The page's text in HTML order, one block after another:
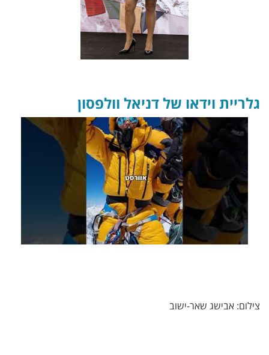
גלריית וידאו של דניאל וולפסון
צילום: אבישג שאר-ישוב